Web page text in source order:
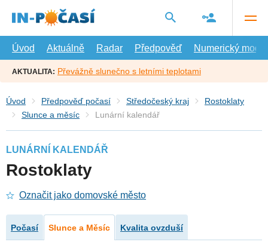
hlavní
Úvod
Aktuálně Radar Předpověď Numerický model
AKTUALITA: Převážně slunečno s letními teplotami
Úvod Předpověď počasí Středočeský kraj
Rostoklaty
Slunce a měsíc
Lunární kalendář
LUNÁRNÍ KALENDÁŘ
Rostoklaty
Označit jako domovské město
Počasí Slunce a Měsíc Kvalita ovzduší